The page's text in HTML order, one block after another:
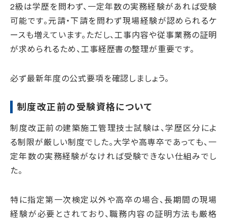
2級は学歴を問わず、一定年数の実務経験があれば受験
可能です。元請・下請を問わず現場経験が認められるケ
ースも増えています。ただし、工事内容や従事業務の証明
が求められるため、工事経歴書の整理が重要です。
必ず最新年度の公式要項を確認しましょう。
制度改正前の受験資格について
制度改正前の建築施工管理技士試験は、学歴区分によ
る制限が厳しい制度でした。大学や高専卒であっても、一
定年数の実務経験がなければ受験できない仕組みでし
た。
特に指定第一次検定以外や高卒の場合、長期間の現場
経験が必要とされており、職務内容の証明方法も厳格